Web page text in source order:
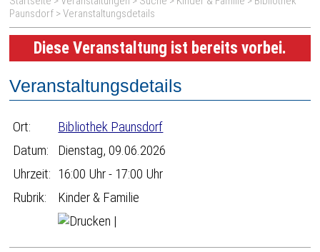
Paunsdorf > Veranstaltungsdetails
Diese Veranstaltung ist bereits vorbei.
Veranstaltungsdetails
Ort:
Bibliothek Paunsdorf
Datum:
Dienstag, 09.06.2026
Uhrzeit: 16:00 Uhr - 17:00 Uhr
Rubrik:
Kinder & Familie
|